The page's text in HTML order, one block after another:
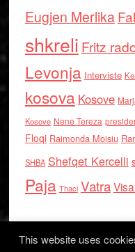
Eugjen Merlika
shkreli Fritz
Levonja Interviste
kosova Kosove
Kosove Nene Tereza
Floqi Raimonda Moisiu
SHBA Shefqet Kercelli
Paja Thaci Vatra
This website uses